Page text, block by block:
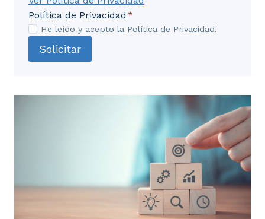
Política de Privacidad *
He leído y acepto la Política de Privacidad.
Solicitar